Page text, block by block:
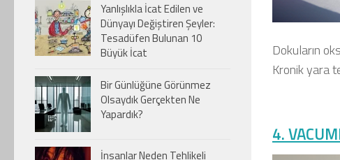
Dokuların
Kronik yara
4.
Yanlışlıkla İcat Edilen ve
Dünyayı Değiştiren Şeyler:
Tesadüfen Bulunan 10
Büyük İcat
Bir Günlüğüne Görünmez
Olsaydık Gerçekten Ne
Yapardık?
İnsanlar Neden Tehlikeli